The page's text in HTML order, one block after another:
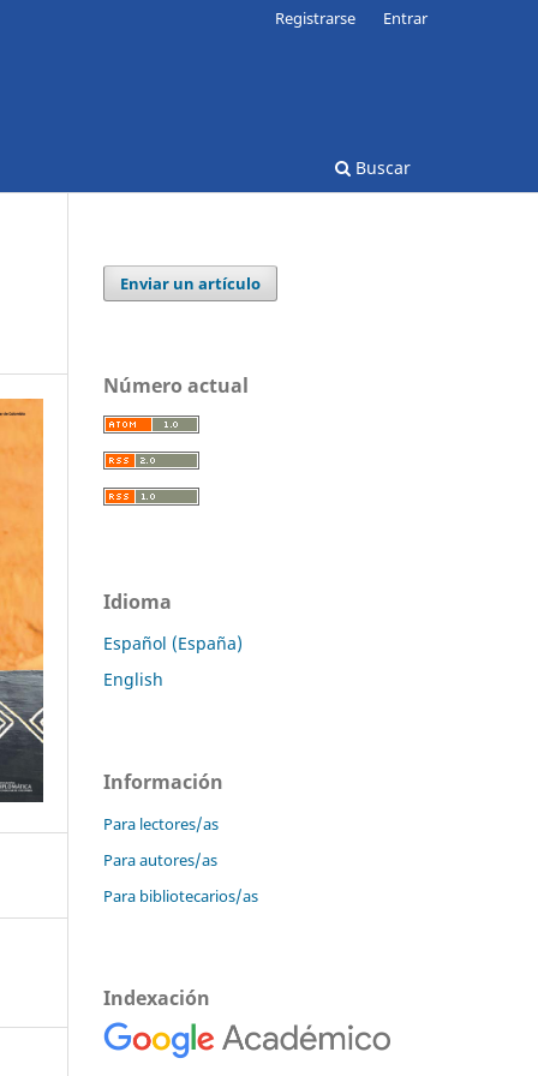
Buscar
Registrarse Entrar
Enviar un artículo
Número actual
Idioma
Español (España)
English
Información
Para lectores/as
Para autores/as
Para bibliotecarios/as
Indexación